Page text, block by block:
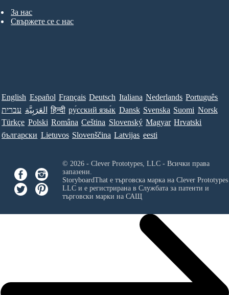
За нас
Свържете се с нас
English Español Français Deutsch Italiana Nederlands Português
עברית العَرَبِيَّة हिन्दी ру́сский язы́к Dansk Svenska Suomi Norsk
Türkçe Polski Româna Ceština Slovenský Magyar Hrvatski
български Lietuvos Slovenščina Latvijas eesti
© 2026 - Clever Prototypes, LLC - Всички права
запазени.
StoryboardThat е търговска марка на Clever
LLCи е регистрирана в Службата за патенти и
търговски марки на САЩ